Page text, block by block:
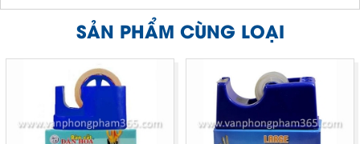
SẢN PHẨM CÙNG LOẠI